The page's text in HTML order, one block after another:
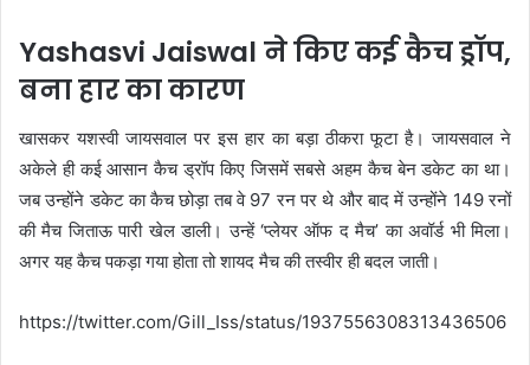
Yashasvi Jaiswal ने किए कई कैच ड्रॉप,
बना हार का कारण
खासकर यशस्वी जायसवाल पर इस हार का बड़ा ठीकरा फूटा है। जायसवाल ने
अकेले ही कई आसान कैच ड्रॉप किए जिसमें सबसे अहम कैच बेन डकेट का था।
जब उन्होंने डकेट का कैच छोड़ा तब वे 97 रन पर थे और बाद में उन्होंने 149 रनों
की मैच जिताऊ पारी खेल डाली। उन्हें ‘प्लेयर ऑफ द मैच’ का अवॉर्ड भी मिला।
अगर यह कैच पकड़ा गया होता तो शायद मैच की तस्वीर ही बदल जाती।
https://twitter.com/Gill_Iss/status/1937556308313436506